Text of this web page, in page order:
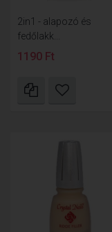
2in1 - alapozó és
fedőlakk...
1190 Ft